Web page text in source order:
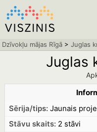
Dzīvokļu mājas Rīgā > Juglas
Juglas
Sērija/tips:Jaunais
Stāvu skaits:2 stāvi